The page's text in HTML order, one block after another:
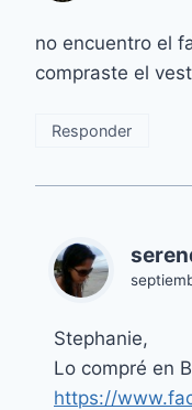
no encuentro el
compraste el
Responder
Stephanie,
Lo compré en
https://